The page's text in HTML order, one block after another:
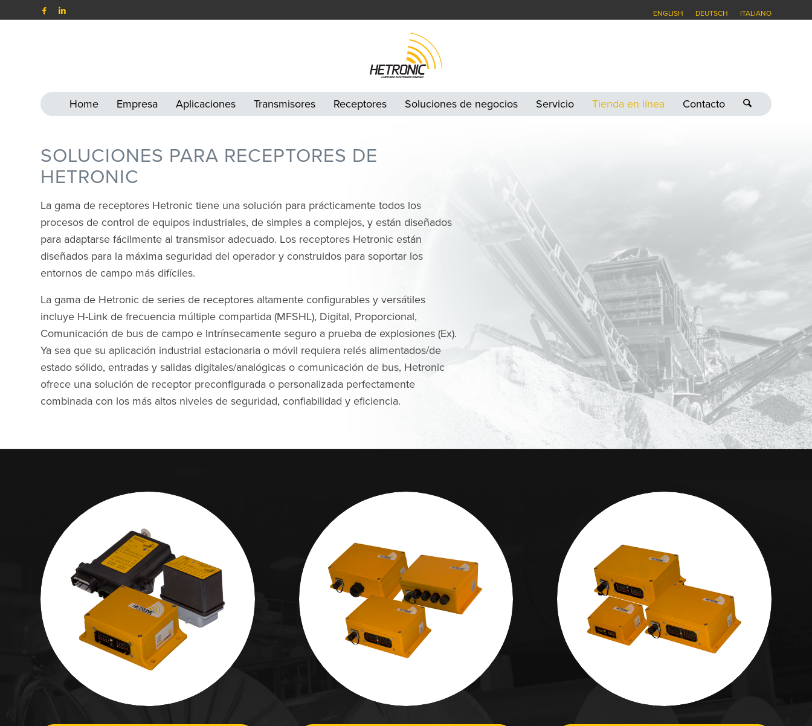
ENGLISH DEUTSCH ITALIANO
Home Empresa Aplicaciones Transmisores Receptores Soluciones de negocios Servicio Tienda en línea Contacto
SOLUCIONES PARA RECEPTORES DE
HETRONIC
La gama de receptores Hetronic tiene una solución para prácticamente todos los
procesos de control de equipos industriales, de simples a complejos, y están diseñados
para adaptarse fácilmente al transmisor adecuado. Los receptores Hetronic están
diseñados para la máxima seguridad del operador y construidos para soportar los
entornos de campo más difíciles.
La gama de Hetronic de series de receptores altamente configurables y versátiles
incluye H-Link de frecuencia múltiple compartida (MFSHL), Digital, Proporcional,
Comunicación de bus de campo e Intrínsecamente seguro a prueba de explosiones (Ex).
Ya sea que su aplicación industrial estacionaria o móvil requiera relés alimentados/de
estado sólido, entradas y salidas digitales/analógicas o comunicación de bus, Hetronic
ofrece una solución de receptor preconfigurada o personalizada perfectamente
combinada con los más altos niveles de seguridad, confiabilidad y eficiencia.